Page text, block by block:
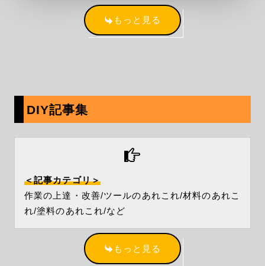
もっと見る
DIY記事集
＜記事カテゴリ＞
作業の上達・改善/ツールのあれこれ/材料のあれこ
れ/塗料のあれこれ/など
もっと見る